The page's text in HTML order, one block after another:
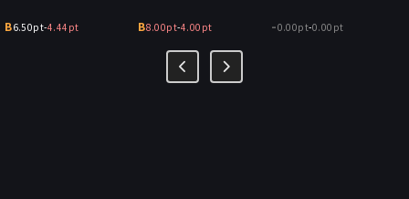
B6.50pt-4.44pt B8.00pt-4.00pt -0.00pt-0.00pt